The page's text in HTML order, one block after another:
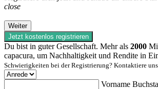
close
Weiter
Jetzt kostenlos registrieren
Du bist in guter Gesellschaft. Mehr als 2000
capacura, um Nachhaltigkeit und Rendite in
Schwierigkeiten bei der Registrierung? Kontaktiere
Vorname